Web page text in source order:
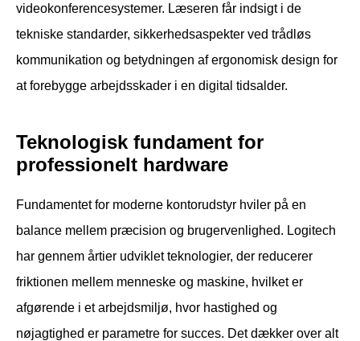
videokonferencesystemer. Læseren får indsigt i de
tekniske standarder, sikkerhedsaspekter ved trådløs
kommunikation og betydningen af ergonomisk design for
at forebygge arbejdsskader i en digital tidsalder.
Teknologisk fundament for
professionelt hardware
Fundamentet for moderne kontorudstyr hviler på en
balance mellem præcision og brugervenlighed. Logitech
har gennem årtier udviklet teknologier, der reducerer
friktionen mellem menneske og maskine, hvilket er
afgørende i et arbejdsmiljø, hvor hastighed og
nøjagtighed er parametre for succes. Det dækker over alt